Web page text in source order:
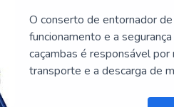
O conserto de entornador
funcionamento e a
caçambas é responsável
transporte e a descarga de